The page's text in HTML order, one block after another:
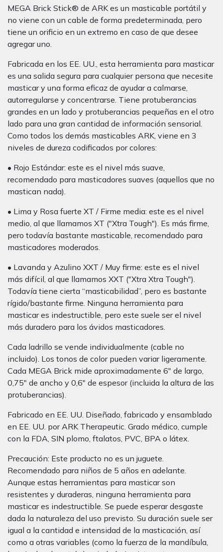
MEGA Brick Stick® de ARK es un masticable portátil y
no viene con un cable de forma predeterminada, pero
tiene un orificio en un extremo en caso de que desee
agregar uno.
Fabricada en los EE. UU., esta herramienta para masticar
es una salida segura para cualquier persona que necesite
masticar y una forma eficaz de ayudar a calmarse,
autorregularse y concentrarse. Tiene protuberancias
grandes en un lado y protuberancias pequeñas en el otro
lado para una gran cantidad de información sensorial.
Como todos los demás masticables ARK, viene en 3
niveles de dureza codificados por colores:
• Rojo Estándar: este es el nivel más suave,
recomendado para masticadores suaves (aquellos que no
mastican nada).
• Lima y Rosa fuerte XT / Firme media: este es el nivel
medio, al que llamamos XT ("Xtra Tough"). Es más firme,
pero todavía bastante masticable, recomendado para
masticadores moderados.
• Lavanda y Azulino XXT / Muy firme: este es el nivel
más difícil, al que llamamos XXT ("Xtra Xtra Tough").
Todavía tiene cierta “masticabilidad”, pero es bastante
rígido/bastante firme. Ninguna herramienta para
masticar es indestructible, pero este suele ser el nivel
más duradero para los ávidos masticadores.
Cada ladrillo se vende individualmente (cable no
incluido). Los tonos de color pueden variar ligeramente.
Cada MEGA Brick mide aproximadamente 6" de largo,
0,75" de ancho y 0,6" de espesor (incluida la altura de las
protuberancias).
Fabricado en EE. UU. Diseñado, fabricado y ensamblado
en EE. UU. por ARK Therapeutic. Grado médico, cumple
con la FDA, SIN plomo, ftalatos, PVC, BPA o látex.
Precaución: Este producto no es un juguete.
Recomendado para niños de 5 años en adelante.
Aunque estas herramientas para masticar son
resistentes y duraderas, ninguna herramienta para
masticar es indestructible. Se puede esperar desgaste
dada la naturaleza del uso previsto. Su duración suele ser
igual a la cantidad e intensidad de la masticación, así
como a otras variables (como la fuerza de la mandíbula,